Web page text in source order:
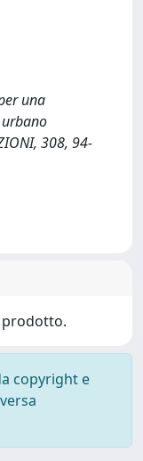
una
308, 94-
prodotto.
copyright e